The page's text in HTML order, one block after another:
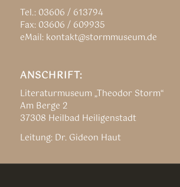
Tel.: 03606 / 613794
Fax: 03606 / 609935
eMail: kontakt@stormmuseum.de
ANSCHRIFT:
Literaturmuseum „Theodor Storm“
Am Berge 2
37308 Heilbad Heiligenstadt
Leitung: Dr. Gideon Haut